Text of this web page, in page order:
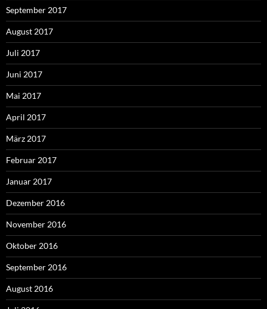
September 2017
August 2017
Juli 2017
Juni 2017
Mai 2017
April 2017
März 2017
Februar 2017
Januar 2017
Dezember 2016
November 2016
Oktober 2016
September 2016
August 2016